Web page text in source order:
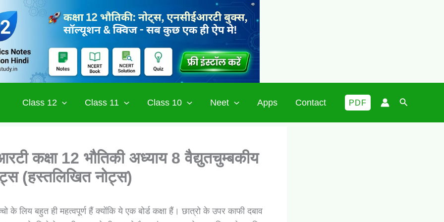
Class 12 Class 11 Class 10 Neet Apps Contact PDF Search
कक्षा 12 भौतिकी अध्याय 8 वैद्युतचुम्बकीय
(हस्तलिखित नोट्स)
के लिय बहुत ही महत्वपूर्ण हैं क्योंकि ये एक बोर्ड कक्षा हैं। छात्रो के उपर काफी दबाव